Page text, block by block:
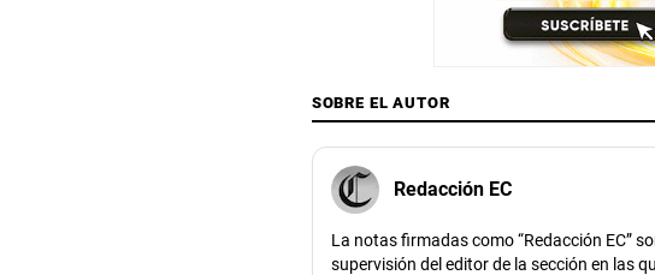
SOBRE EL AUTOR
Redacción EC
La notas firmadas como “Redacción EC”
supervisión del editor de la sección en las